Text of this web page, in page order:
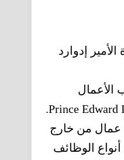
إدوارد
الأعمال
من خارج
الوظائف